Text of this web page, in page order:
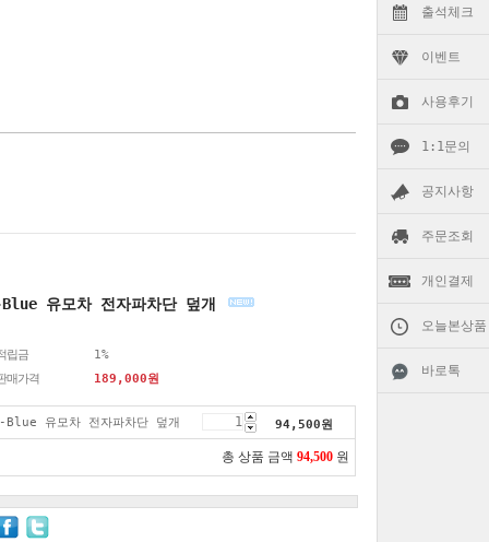
출석체크
이벤트
사용후기
1:1문의
공지사항
주문조회
개인결제
오늘본상품
바로톡
유모차 전자파차단 덮개
립금
1%
매가격
189,000원
Blue 유모차 전자파차단 덮개 94,500원
총 상품 금액 94,500 원